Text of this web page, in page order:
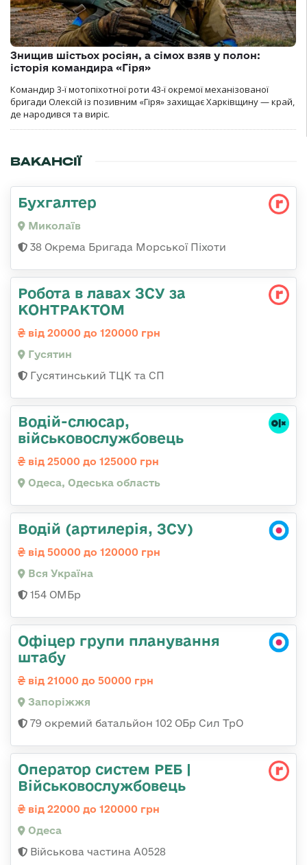
Знищив шістьох росіян, а сімох взяв у полон:
історія командира «Гіря»
Командир 3-ї мотопіхотної роти 43-ї окремої механізованої
бригади Олексій із позивним «Гіря» захищає Харківщину — край,
де народився та виріс.
ВАКАНСІЇ
Бухгалтер
Миколаїв
38 Окрема Бригада Морської Піхоти
Робота в лавах ЗСУ за
КОНТРАКТОМ
від 20000 до 120000 грн
Гусятин
Гусятинський ТЦК та СП
Водій-слюсаp,
військовослужбовець
від 25000 до 125000 грн
Одеса, Одеська область
Водій (артилерія, ЗСУ)
від 50000 до 120000 грн
Вся Україна
154 ОМБр
Офіцер групи планування
штабу
від 21000 до 50000 грн
Запоріжжя
79 окремий батальйон 102 ОБр Сил ТрО
Оператор систем РЕБ |
Військовослужбовець
від 22000 до 120000 грн
Одеса
Військова частина А0528